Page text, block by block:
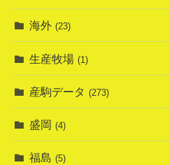
海外 (23)
生産牧場 (1)
産駒データ (273)
盛岡 (4)
福島 (5)